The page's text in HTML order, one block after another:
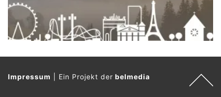
Impressum Ein Projekt derbelmedia